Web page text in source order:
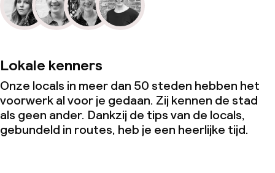
Lokale kenners
Onze locals in meer dan 50 steden hebben het
voorwerk al voor je gedaan. Zij kennen de stad
als geen ander. Dankzij de tips van de locals,
gebundeld in routes, heb je een heerlijke tijd.